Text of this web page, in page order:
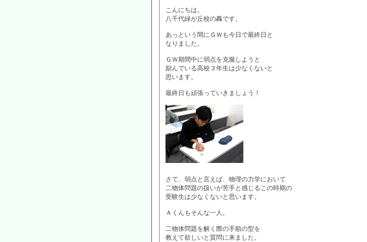
こんにちは。
八千代緑が丘校の轟です。
あっという間にＧＷも今日で最終日と
なりました。
ＧＷ期間中に弱点を克服しようと
励んでいる高校３年生は少なくないと
思います。
最終日も頑張っていきましょう！
さて、弱点と言えば、物理の力学において
二物体問題の扱いが苦手と感じるこの時期の
受験生は少なくないと思います。
Ａくんもそんな一人。
二物体問題を解く際の手順の型を
教えて欲しいと質問に来ました。